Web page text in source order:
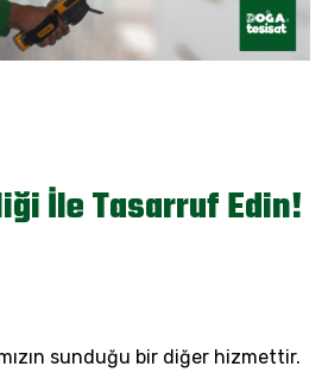
İle Tasarruf Edin!
sunduğu bir diğer hizmettir.